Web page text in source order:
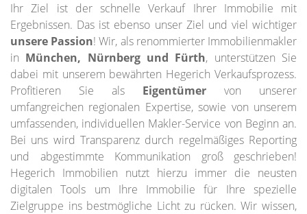
Ihr Ziel ist der schnelle Verkauf Ihrer Immobilie mit
Ergebnissen. Das ist ebenso unser Ziel und viel wichtiger
unsere Passion! Wir, als renommierter Immobilienmakler
in München, Nürnberg und Fürth, unterstützen Sie
dabei mit unserem bewährten Hegerich Verkaufsprozess.
Profitieren Sie als Eigentümer von unserer
umfangreichen regionalen Expertise, sowie von unserem
umfassenden, individuellen Makler-Service von Beginn an.
Bei uns wird Transparenz durch regelmäßiges Reporting
und abgestimmte Kommunikation groß geschrieben!
Hegerich Immobilien nutzt hierzu immer die neusten
digitalen Tools um Ihre Immobilie für Ihre spezielle
Zielgruppe ins bestmögliche Licht zu rücken. Wir wissen,